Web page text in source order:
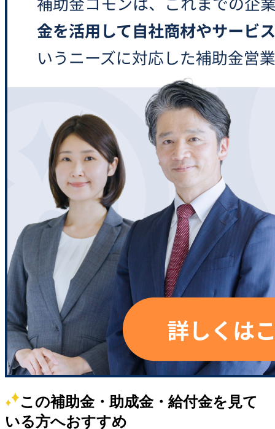
この補助金・助成金・給付金を見て
いる方へおすすめ